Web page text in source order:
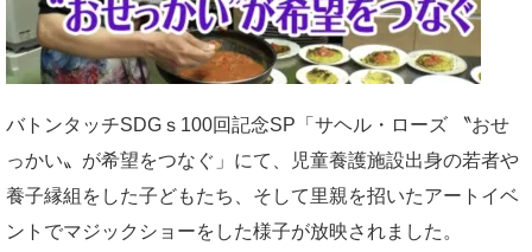
バトンタッチSDGｓ100回記念SP「サヘル・ローズ 〝おせ
っかい〟が希望をつなぐ」にて、児童養護施設出身の若者や
養子縁組をした子どもたち、そして里親を招いたアートイベ
ントでマジックショーをした様子が放映されました。